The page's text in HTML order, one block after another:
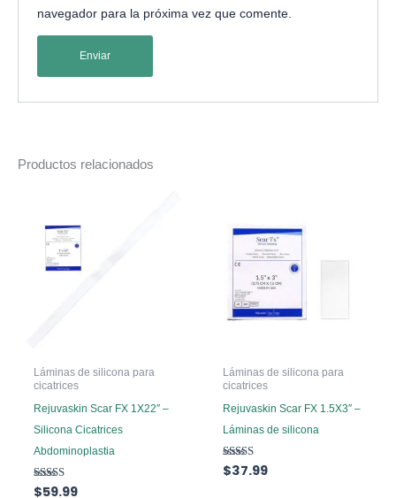
navegador para la próxima vez que comente.
e
Productos relacionados
Láminas de silicona para
cicatrices
Rejuvaskin Scar FX 1X22″ –
Silicona Cicatrices
Abdominoplastia
Valorado
$59.99
Láminas de silicona para
cicatrices
Rejuvaskin Scar FX 1.5X3″ –
Láminas de silicona
Valorado
con
$37.99